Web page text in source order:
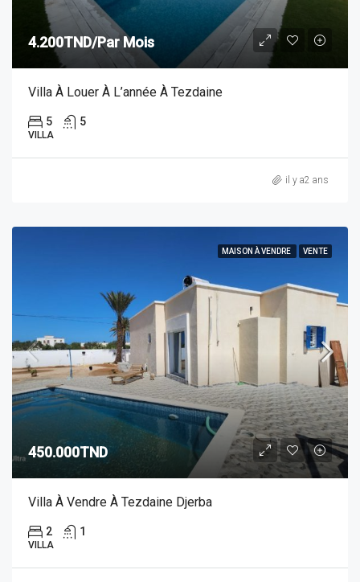
4.200TND/Par Mois
Villa À Louer À L’année À Tezdaine
5 5
VILLA
il y a2 ans
MAISON À VENDRE VENTE
450.000TND
Villa À Vendre À Tezdaine Djerba
2 1
VILLA